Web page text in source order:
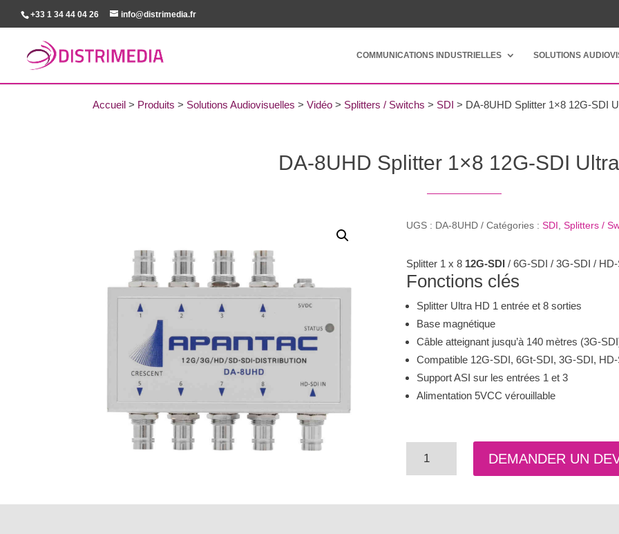
+33 1 34 44 04 26 info@distrimedia.fr
COMMUNICATIONS INDUSTRIELLES SOLUTIONS
Accueil > Produits > Solutions Audiovisuelles >Vidéo > Splitters / Switchs > SDI > DA-8UHD Splitter 1×8 12G-SDI
DA-8UHD Splitter 1×8 12G-SDI
UGS : DA-8UHD Catégories :SDI,Splitters /
Splitter 1 x 8 12G-SDI / 6G-SDI / 3G-SDI /
Fonctions clés
Splitter Ultra HD 1 entrée et 8 sorties
Base magnétique
Câble atteignant jusqu’à 140 mètres (3G-
Compatible 12G-SDI, 6Gt-SDI, 3G-SDI,
Support ASI sur les entrées 1 et 3
Alimentation 5VCC vérouillable
8UHD
DEMANDER UN